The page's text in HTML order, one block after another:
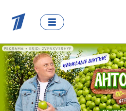
РЕКЛАМА • ERID: 2VFNXVSRHYF